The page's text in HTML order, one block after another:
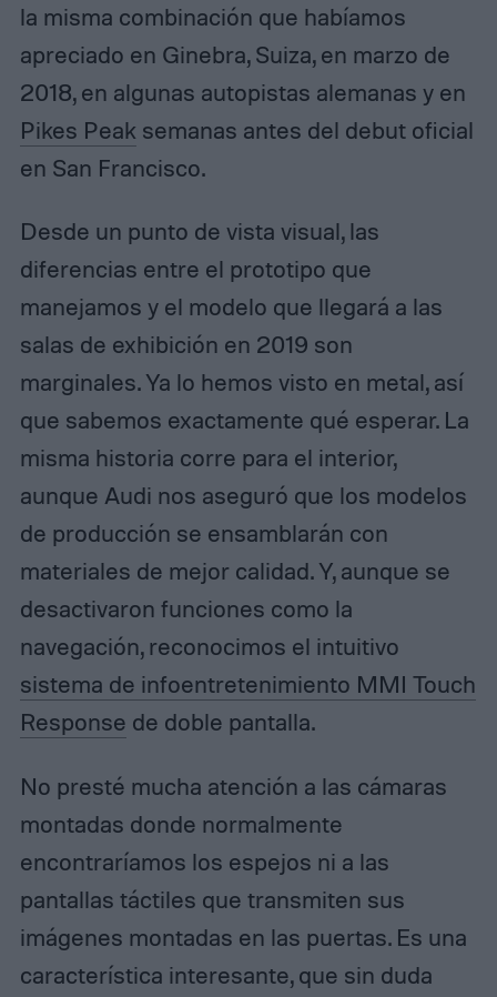
la misma combinación que habíamos
apreciado en Ginebra, Suiza, en marzo de
2018, en algunas autopistas alemanas y en
Pikes Peak semanas antes del debut oficial
en San Francisco.
Desde un punto de vista visual, las
diferencias entre el prototipo que
manejamos y el modelo que llegará a las
salas de exhibición en 2019 son
marginales. Ya lo hemos visto en metal, así
que sabemos exactamente qué esperar. La
misma historia corre para el interior,
aunque Audi nos aseguró que los modelos
de producción se ensamblarán con
materiales de mejor calidad. Y, aunque se
desactivaron funciones como la
navegación, reconocimos el intuitivo
sistema de infoentretenimiento MMI Touch
Response de doble pantalla.
No presté mucha atención a las cámaras
montadas donde normalmente
encontraríamos los espejos ni a las
pantallas táctiles que transmiten sus
imágenes montadas en las puertas. Es una
característica interesante, que sin duda